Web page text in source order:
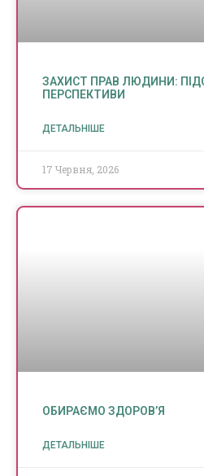
ЗАХИСТ ПРАВ ЛЮДИНИ:
ПЕРСПЕКТИВИ
ДЕТАЛЬНІШЕ
17 Червня, 2026
ОБИРАЄМО ЗДОРОВ’Я
ДЕТАЛЬНІШЕ